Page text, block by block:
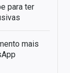
para ter
mais